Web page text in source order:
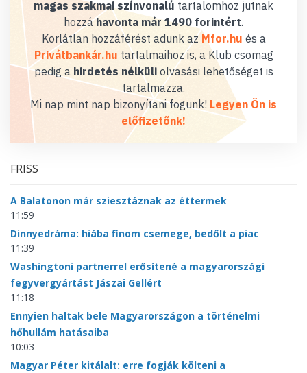
magas szakmai színvonalú tartalomhoz jutnak
hozzáhavonta már 1490 forintért.
Korlátlan hozzáférést adunk az Mfor.hu és a
Privátbankár.hu tartalmaihoz is, a Klub csomag
pedig a hirdetés nélküliolvasási lehetőséget is
tartalmazza.
Mi nap mint nap bizonyítani fogunk! Legyen Ön is
előfizetőnk!
FRISS
A Balatonon már sziesztáznak az éttermek
11:59
Dinnyedráma: hiába finom csemege, bedőlt a piac
11:39
Washingtoni partnerrel erősítené a magyarországi
fegyvergyártást Jászai Gellért
11:18
Ennyien haltak bele Magyarországon a történelmi
hőhullám hatásaiba
10:03
Magyar Péter kitálalt: erre fogják költeni a